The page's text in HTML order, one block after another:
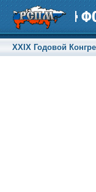
XXIX Годовой